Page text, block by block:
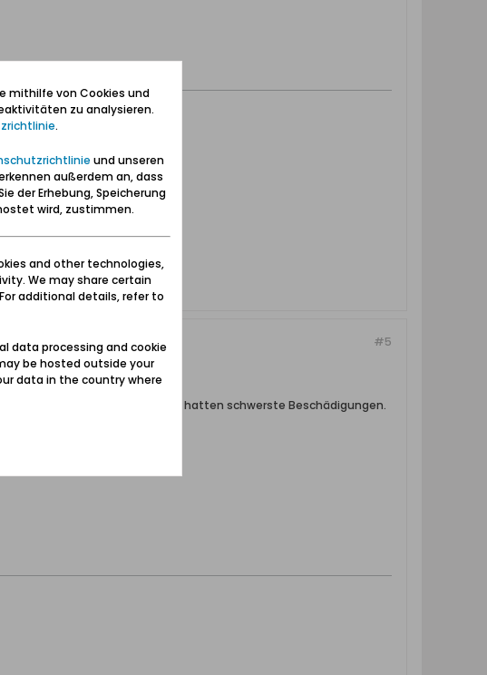
#5
wurden zerstört oder hatten schwerste Beschädigungen.
mithilfe von Cookies und
zu analysieren.
.
und unseren
außerdem an, dass
der Erhebung, Speicherung
wird, zustimmen.
and other technologies,
We may share certain
additional details, refer to
data processing and cookie
be hosted outside your
data in the country where